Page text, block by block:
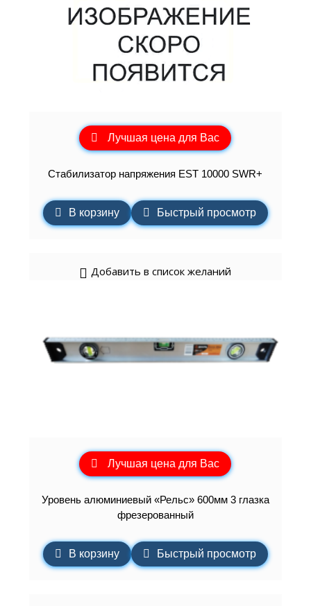
Лучшая цена для Вас
Стабилизатор напряжения EST 10000 SWR+
В корзину Быстрый просмотр
Добавить в список желаний
Лучшая цена для Вас
Уровень алюминиевый «Рельс» 600мм 3 глазка
фрезерованный
В корзину Быстрый просмотр